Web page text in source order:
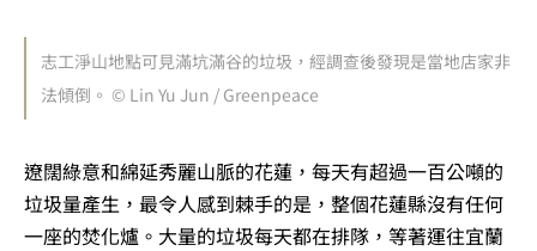
志工淨山地點可見滿坑滿谷的垃圾，經調查後發現是當地店家非
法傾倒。 © Lin Yu Jun / Greenpeace
遼闊綠意和綿延秀麗山脈的花蓮，每天有超過一百公噸的
垃圾量產生，最令人感到棘手的是，整個花蓮縣沒有任何
一座的焚化爐。大量的垃圾每天都在排隊，等著運往宜蘭